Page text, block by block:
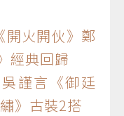
火開伙》鄭
經典回歸
謹言《御廷
》古裝2搭